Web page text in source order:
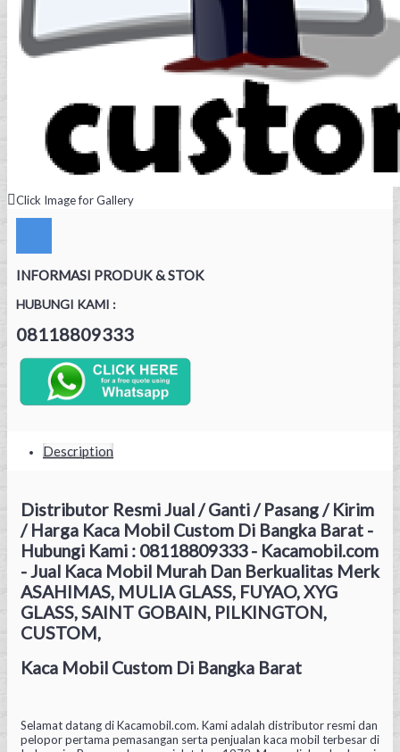
Click Image for Gallery
INFORMASI PRODUK & STOK
HUBUNGI KAMI :
08118809333
Description
Distributor Resmi Jual / Ganti / Pasang / Kirim
/ Harga Kaca Mobil Custom Di Bangka Barat -
Hubungi Kami : 08118809333 - Kacamobil.com
- Jual Kaca Mobil Murah Dan Berkualitas Merk
ASAHIMAS, MULIA GLASS, FUYAO, XYG
GLASS, SAINT GOBAIN, PILKINGTON,
CUSTOM,
Kaca Mobil Custom Di Bangka Barat
Selamat datang di Kacamobil.com. Kami adalah distributor resmi dan
pelopor pertama pemasangan serta penjualan kaca mobil terbesar di